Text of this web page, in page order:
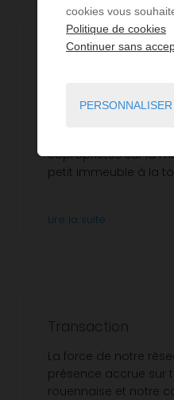
Syndic de
Nous avons des
disponibles au sein
copropriétés sur la
petit immeuble à la
Lire la suite
Transaction
La force de notre
présence accrue sur
rouennaise et notre
cookies vous
Politique de cookies
Continuer sans
PERSONNALISER